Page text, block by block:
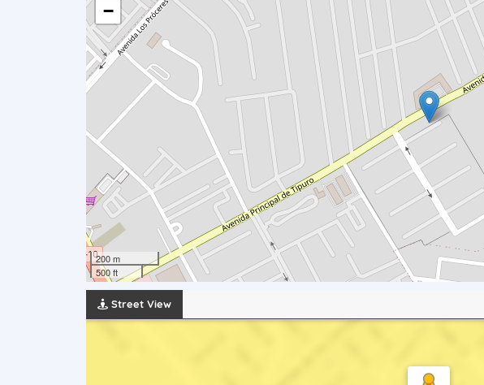
−
200 m
500 ft
Street View